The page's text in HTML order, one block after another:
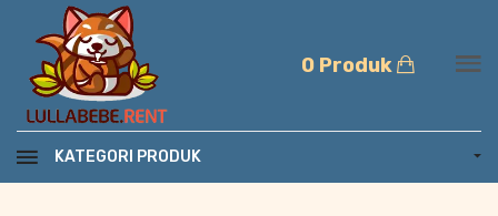
0 Produk
KATEGORI PRODUK